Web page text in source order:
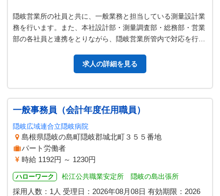
隠岐営業所の社員と共に、一般業務と担当している測量設計業
務を行います。また、本社設計部・測量調査部・総務部・営業
部の各社員と連携をとりながら、隠岐営業所管内で対応を行っ
求人の詳細を見る
一般事務員（会計年度任用職員）
隠岐広域連合立隠岐病院
島根県隠岐の島町隠岐郡城北町３５５番地
パート労働者
時給 1192円 ～ 1230円
ハローワーク 松江公共職業安定所 隠岐の島出張所
採用人数：1人 受理日： 2026年08月08日 有効期限： 2026